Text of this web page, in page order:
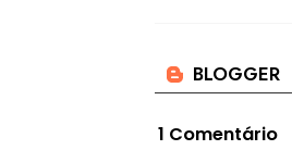
1 Comentário